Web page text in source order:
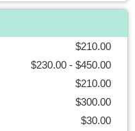
$210.00
$230.00 - $450.00
$210.00
$300.00
$30.00